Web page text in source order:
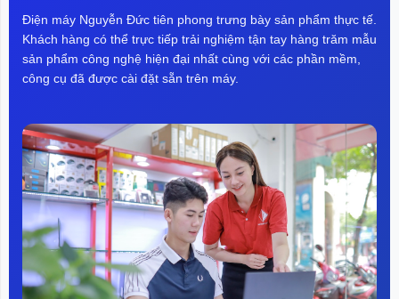
Điện máy Nguyễn Đức tiên phong trưng bày sản phẩm thực tế.
Khách hàng có thể trực tiếp trải nghiệm tận tay hàng trăm mẫu
sản phẩm công nghệ hiện đại nhất cùng với các phần mềm,
công cụ đã được cài đặt sẵn trên máy.